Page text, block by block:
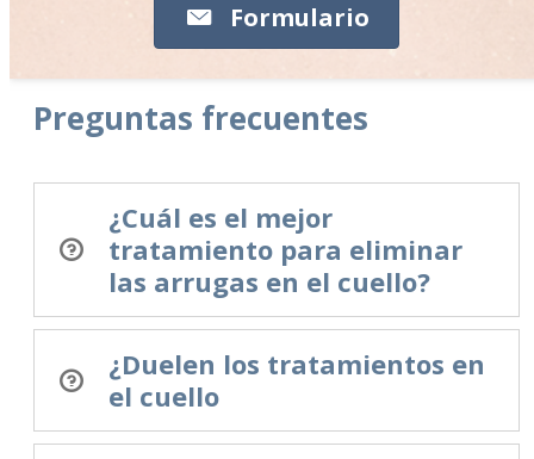
Formulario
Preguntas frecuentes
¿Cuál es el mejor
tratamiento para eliminar
las arrugas en el cuello?
¿Duelen los tratamientos en
el cuello